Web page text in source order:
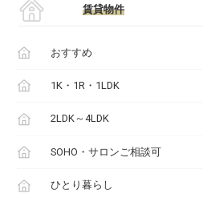
賃貸物件
おすすめ
1K・1R・1LDK
2LDK～4LDK
SOHO・サロンご相談可
ひとり暮らし